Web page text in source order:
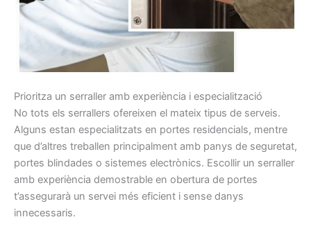
Prioritza un serraller amb experiència i especialització
No tots els serrallers ofereixen el mateix tipus de serveis.
Alguns estan especialitzats en portes residencials, mentre
que d’altres treballen principalment amb panys de seguretat,
portes blindades o sistemes electrònics. Escollir un serraller
amb experiència demostrable en obertura de portes
t’assegurarà un servei més eficient i sense danys
innecessaris.